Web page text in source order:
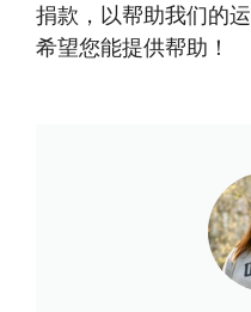
捐款，以帮助我们的
希望您能提供帮助！